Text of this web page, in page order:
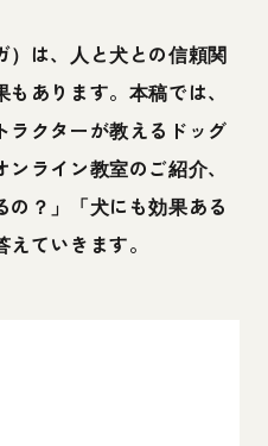
）は、人と犬との信頼関
あります。本稿では、
ラクターが教えるドッグ
ライン教室のご紹介、
？」「犬にも効果ある
ていきます。